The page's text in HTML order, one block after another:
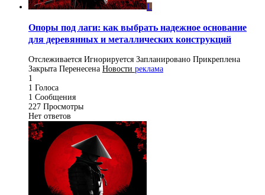
L
Опоры под лаги: как выбрать надежное основание
для деревянных и металлических конструкций
Отслеживается Игнорируется Запланировано Прикреплена
Закрыта Перенесена Новости реклама
1
1 Голоса
1 Сообщения
227 Просмотры
Нет ответов